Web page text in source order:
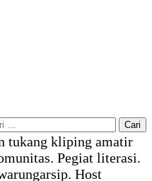
tukang kliping amatir
Pegiat literasi.
Host